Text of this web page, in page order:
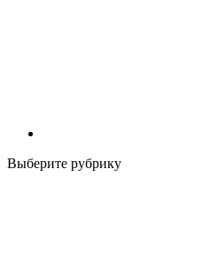
Выберите рубрику